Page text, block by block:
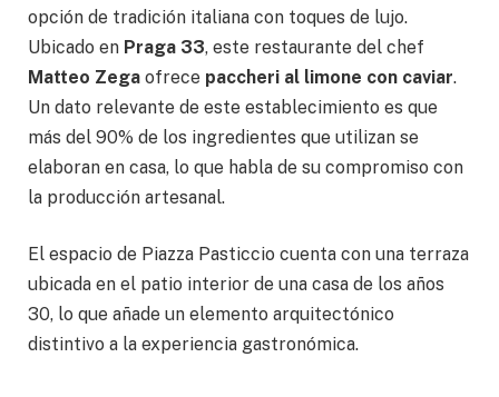
opción de tradición italiana con toques de lujo.
Ubicado en Praga 33, este restaurante del chef
Matteo Zega ofrece paccheri al limone con caviar.
Un dato relevante de este establecimiento es que
más del 90% de los ingredientes que utilizan se
elaboran en casa, lo que habla de su compromiso con
la producción artesanal.
El espacio de Piazza Pasticcio cuenta con una terraza
ubicada en el patio interior de una casa de los años
30, lo que añade un elemento arquitectónico
distintivo a la experiencia gastronómica.